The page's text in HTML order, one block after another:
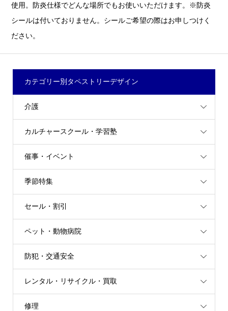
使用。防炎仕様でどんな場所でもお使いいただけます。※防炎
シールは付いておりません。シールご希望の際はお申しつけく
ださい。
カテゴリー別タペストリーデザイン
介護
カルチャースクール・学習塾
催事・イベント
季節特集
セール・割引
ペット・動物病院
防犯・交通安全
レンタル・リサイクル・買取
修理